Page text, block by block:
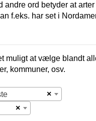
andre ord betyder at
f.eks. har set i
muligt at vælge blandt
kommuner, osv.
×
×